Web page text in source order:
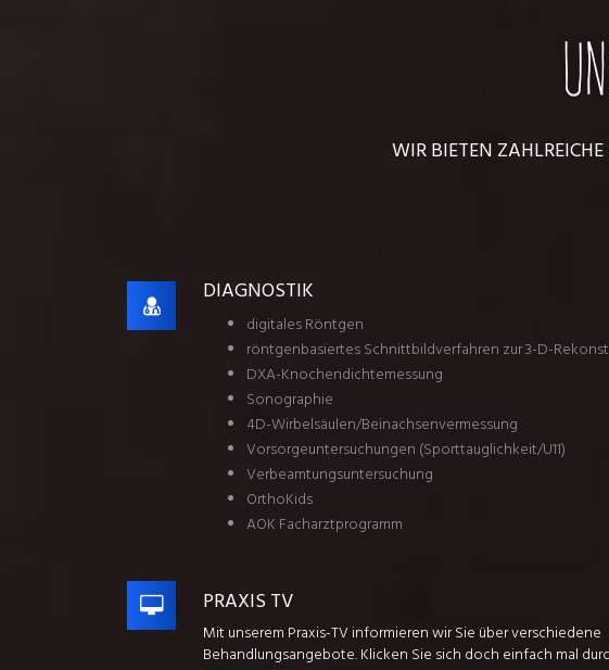
WIR BIETEN
DIAGNOSTIK
digitales Röntgen
röntgenbasiertes Schnittbildverfahren zur 3-D-
DXA-Knochendichtemessung
Sonographie
4D-Wirbelsäulen/Beinachsenvermessung
Vorsorgeuntersuchungen (Sporttauglichkeit/U11)
Verbeamtungsuntersuchung
OrthoKids
AOK Facharztprogramm
PRAXIS TV
Mit unserem Praxis-TV informieren wir Sie über verschiedene
Behandlungsangebote. Klicken Sie sich doch einfach mal